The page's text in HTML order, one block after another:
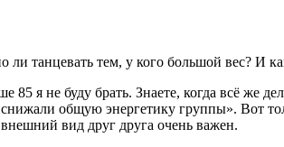
танцевать тем, у кого большой вес? И
85 я не буду брать. Знаете, когда всё
общую энергетику группы». Вот
вид друг друга очень важен.